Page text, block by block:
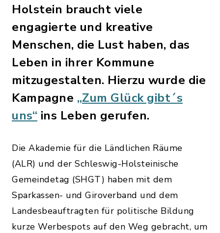
Holstein braucht viele
engagierte und kreative
Menschen, die Lust haben, das
Leben in ihrer Kommune
mitzugestalten. Hierzu wurde die
Kampagne „Zum Glück gibt´s
uns“ ins Leben gerufen.
Die Akademie für die Ländlichen Räume
(ALR) und der Schleswig-Holsteinische
Gemeindetag (SHGT) haben mit dem
Sparkassen- und Giroverband und dem
Landesbeauftragten für politische Bildung
kurze Werbespots auf den Weg gebracht, um